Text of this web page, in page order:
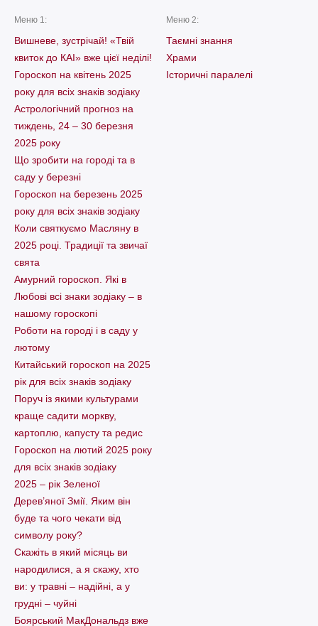
Меню 1:
Вишневе, зустрічай! «Твій
квиток до КАІ» вже цієї неділі!
Гороскоп на квітень 2025
року для всіх знаків зодіаку
Астрологічний прогноз на
тиждень, 24 – 30 березня
2025 року
Що зробити на городі та в
саду у березні
Гороскоп на березень 2025
року для всіх знаків зодіаку
Коли святкуємо Масляну в
2025 році. Традиції та звичаї
свята
Амурний гороскоп. Які в
Любові всі знаки зодіаку – в
нашому гороскопі
Pоботи на городі і в саду у
лютому
Китайський гороскоп на 2025
рік для всіх знаків зодіаку
Поруч із якими культурами
краще садити моркву,
картоплю, капусту та редис
Гороскоп на лютий 2025 року
для всіх знаків зодіаку
2025 – рік Зеленої
Дерев’яної Змії. Яким він
буде та чого чекати від
символу року?
Скажіть в який місяць ви
народилися, а я скажу, хто
ви: у травні – надійні, а у
грудні – чуйні
Боярський МакДональдз вже
Меню 2:
Таємні знання
Храми
Історичні паралелі